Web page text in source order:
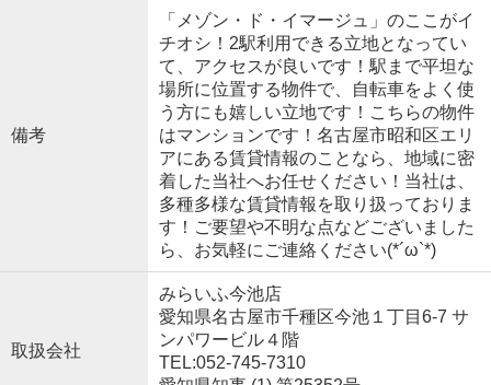
備考
「メゾン・ド・イマージュ」のここがイ
チオシ！2駅利用できる立地となってい
て、アクセスが良いです！駅まで平坦な
場所に位置する物件で、自転車をよく使
う方にも嬉しい立地です！こちらの物件
はマンションです！名古屋市昭和区エリ
アにある賃貸情報のことなら、地域に密
着した当社へお任せください！当社は、
多種多様な賃貸情報を取り扱っておりま
す！ご要望や不明な点などございました
ら、お気軽にご連絡ください(*´ω`*)
取扱会社
みらいふ今池店
愛知県名古屋市千種区今池１丁目6-7 サ
ンパワービル４階
TEL:052-745-7310